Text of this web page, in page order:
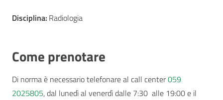
Disciplina: Radiologia
Come prenotare
Di norma è necessario telefonare al call center059
2025805, dal lunedì al venerdì dalle 7:30 alle 19:00 e il